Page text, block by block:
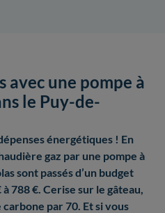
avec une pompe à
le Puy-de-
énergétiques ! En
gaz par une pompe à
sont passés d’un budget
788 €. Cerise sur le gâteau,
par 70. Et si vous